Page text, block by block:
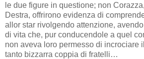
le due figure in questione; non
Destra, offrirono evidenza di
allor star rivolgendo attenzione,
di vita che, pur conducendole a quel
non aveva loro permesso di incrociare
tanto bizzarra coppia di fratelli…